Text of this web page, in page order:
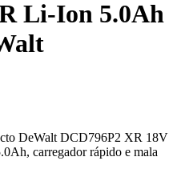
Li-Ion 5.0Ah
DeWalt DCD796P2 XR 18V
carregador rápido e mala